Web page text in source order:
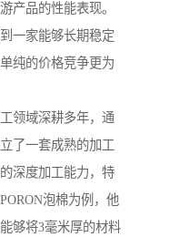
产品的性能表现。
一家能够长期稳定
纯的价格竞争更为
领域深耕多年，通
了一套成熟的加工
深度加工能力，特
泡棉为例，他
够将3毫米厚的材料